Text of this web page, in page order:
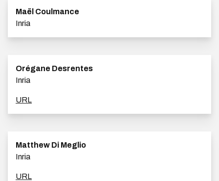
Maël Coulmance
Inria
Orégane Desrentes
Inria
URL
Matthew Di Meglio
Inria
URL